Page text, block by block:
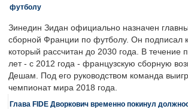
футболу
Зинедин Зидан официально назначен
сборной Франции по футболу. Он подписал
который рассчитан до 2030 года. В течение
лет - с 2012 года - французскую сборную
Дешам. Под его руководством команда
чемпионат мира 2018 года.
Глава FIDE Дворкович временно покинул